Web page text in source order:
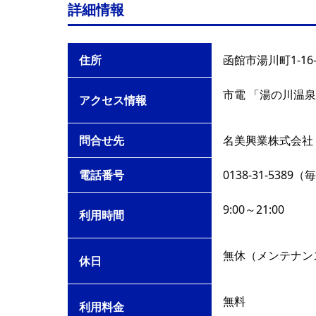
詳細情報
住所 函館市湯川町1-
アクセス情報 市電 「湯の川温
問合せ先 名美興業株式会社
電話番号 0138-31-5389（
利用時間 9:00～21:00
休日 無休（メンテナ
利用料金 無料